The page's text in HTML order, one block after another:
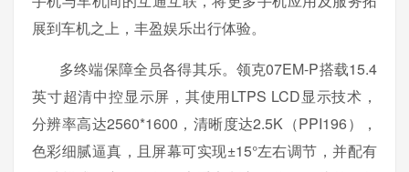
展到车机之上，丰盈娱乐出行体验。
多终端保障全员各得其乐。领克07EM-P搭载15.4
英寸超清中控显示屏，其使用LTPS LCD显示技术，
分辨率高达2560*1600，清晰度达2.5K（PPI196），
色彩细腻逼真，且屏幕可实现±15°左右调节，并配有